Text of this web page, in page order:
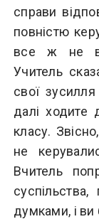
справи
повністю
все ж не
Учитель
свої
далі ходите
класу.
не
Вчитель
думками, і ви